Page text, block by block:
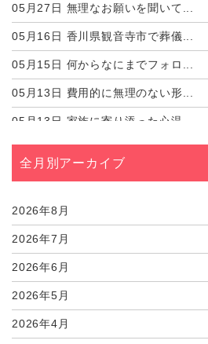
05月27日 無理なお願いを聞いて...
05月16日 香川県観音寺市で葬儀...
05月15日 何からなにまでフォロ...
05月13日 費用的に無理のない形...
05月13日 家族に寄り添った心温...
11月27日落ち着いた雰囲気で最...
全月別アーカイブ
2026年8月
2026年7月
2026年6月
2026年5月
2026年4月